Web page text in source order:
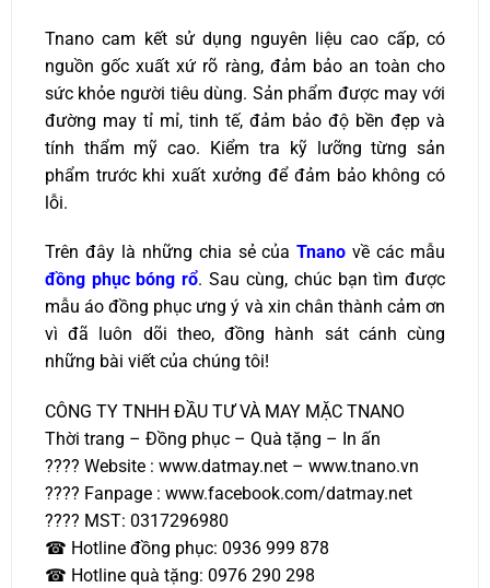
Tnano cam kết sử dụng nguyên liệu cao cấp, có
nguồn gốc xuất xứ rõ ràng, đảm bảo an toàn cho
sức khỏe người tiêu dùng. Sản phẩm được may với
đường may tỉ mỉ, tinh tế, đảm bảo độ bền đẹp và
tính thẩm mỹ cao. Kiểm tra kỹ lưỡng từng sản
phẩm trước khi xuất xưởng để đảm bảo không có
lỗi.
Trên đây là những chia sẻ củaTnano về các mẫu
đồng phục bóng rổ. Sau cùng, chúc bạn tìm được
mẫu áo đồng phục ưng ý và xin chân thành cảm ơn
vì đã luôn dõi theo, đồng hành sát cánh cùng
những bài viết của chúng tôi!
CÔNG TY TNHH ĐẦU TƯ VÀ MAY MẶC TNANO
Thời trang – Đồng phục – Quà tặng – In ấn
???? Website : www.datmay.net – www.tnano.vn
???? Fanpage : www.facebook.com/datmay.net
???? MST: 0317296980
☎ Hotline đồng phục: 0936 999 878
☎ Hotline quà tặng: 0976 290 298